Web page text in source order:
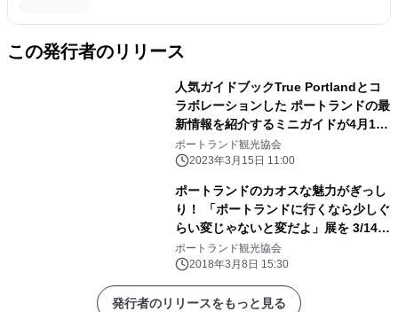
この発行者のリリース
人気ガイドブックTrue Portlandとコ
ラボレーションした ポートランドの最
新情報を紹介するミニガイドが4月1日
に発行 発行記念として東京・日本橋
兜町にて食イベントを開催！
ポートランド観光協会
2023年3月15日 11:00
ポートランドのカオスな魅力がぎっし
り！ 「ポートランドに行くなら少しぐ
らい変じゃないと変だよ」展を 3/14～
18に目黒で開催！Instagramキャンペ
ーンもスタート
ポートランド観光協会
2018年3月8日 15:30
発行者のリリースをもっと見る